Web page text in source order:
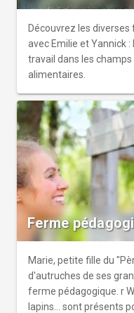
Découvrez les
avec Emilie et Yannick
travail dans les
alimentaires.
Ferme
Marie, petite fille du
d'autruches de ses
ferme pédagogique. r
lapins... sont présents